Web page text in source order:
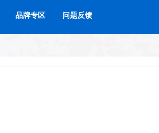
品牌专区 问题反馈